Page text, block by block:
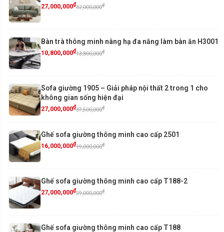
27,000,000₫32,000,000₫
Bàn trà thông minh nâng hạ đa năng làm bàn ăn H3001
10,800,000₫13,800,000₫
Sofa giường 1905 – Giải pháp nội thất 2 trong 1 cho
không gian sống hiện đại
27,000,000₫37,500,000₫
Ghế sofa giường thông minh cao cấp 2501
16,000,000₫19,000,000₫
Ghế sofa giường thông minh cao cấp T188-2
27,000,000₫29,000,000₫
Ghế sofa giường thông minh cao cấp T188